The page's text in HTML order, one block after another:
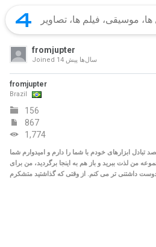
fromjupter
Joined 14 سال‌ها پیش
fromjupter
Brazil
156
867
1,774
ابزارهای خودم با شما را دارم و امیدوارم شما
من لذت ببرید و باز هم به اینجا برگردید، من برای